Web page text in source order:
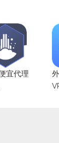
宜代理